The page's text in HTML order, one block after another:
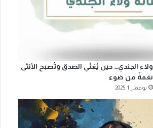
ولاء الجندي… حين يُغنّي الصدق وتُصبح الأنثى
نغمةً من ضوء
نوفمبر 1, 2025